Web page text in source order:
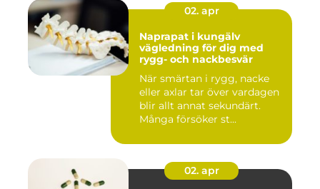
02. apr
Naprapat i kungälv
vägledning för dig med
rygg- och nackbesvär
När smärtan i rygg, nacke
eller axlar tar över vardagen
blir allt annat sekundärt.
Många försöker st...
02. apr